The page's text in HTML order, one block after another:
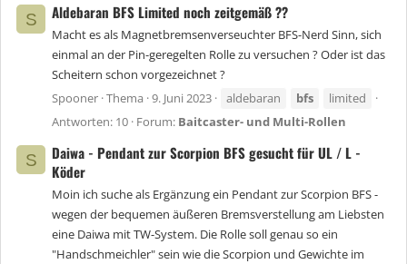
S Aldebaran BFS Limited noch zeitgemäß ??
Macht es als Magnetbremsenverseuchter BFS-Nerd Sinn, sich
einmal an der Pin-geregelten Rolle zu versuchen ? Oder ist das
Scheitern schon vorgezeichnet ?
Spooner Thema 9. Juni 2023 aldebaran bfs
limited
Antworten: 10 Forum: Baitcaster- und Multi-Rollen
S
Daiwa - Pendant zur Scorpion BFS gesucht für UL / L -
Köder
Moin ich suche als Ergänzung ein Pendant zur Scorpion BFS -
wegen der bequemen äußeren Bremsverstellung am Liebsten
eine Daiwa mit TW-System. Die Rolle soll genau so ein
"Handschmeichler" sein wie die Scorpion und Gewichte im